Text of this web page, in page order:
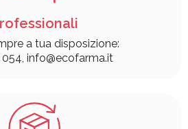
a tua disposizione:
info@ecofarma.it